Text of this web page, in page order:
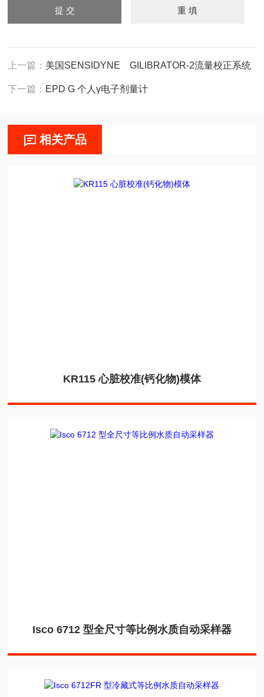
上一篇： 美国SENSIDYNE GILIBRATOR-2流量校正系统
下一篇： EPD G 个人γ电子剂量计
相关产品
KR115 心脏校准(钙化物)模体
Isco 6712 型全尺寸等比例水质自动采样器